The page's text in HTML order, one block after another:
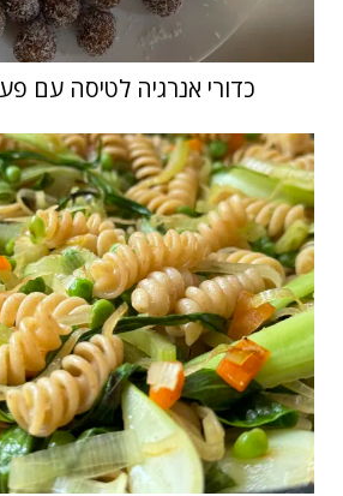
כדורי אנרגיה לטיסה עם